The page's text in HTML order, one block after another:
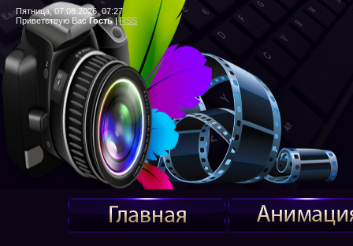
Пятница, 07.08.2026, 07:27
Приветствую Вас Гость|RSS